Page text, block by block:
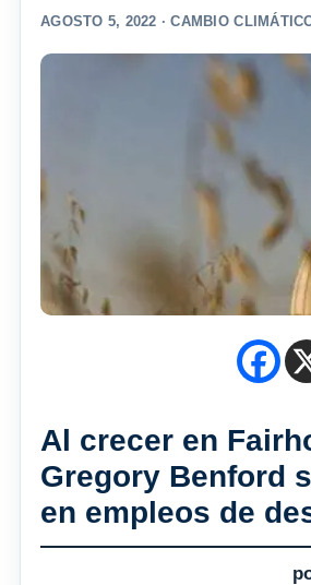
AGOSTO 5, 2022 ·CAMBIO
Al crecer en
Gregory Benford
en empleos de